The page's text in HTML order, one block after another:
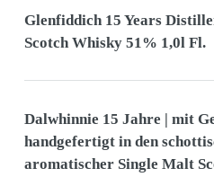
Glenfiddich 15 Years
Scotch Whisky 51% 1,0l Fl.
Dalwhinnie 15 Jahre | mit
handgefertigt in den
aromatischer Single Malt